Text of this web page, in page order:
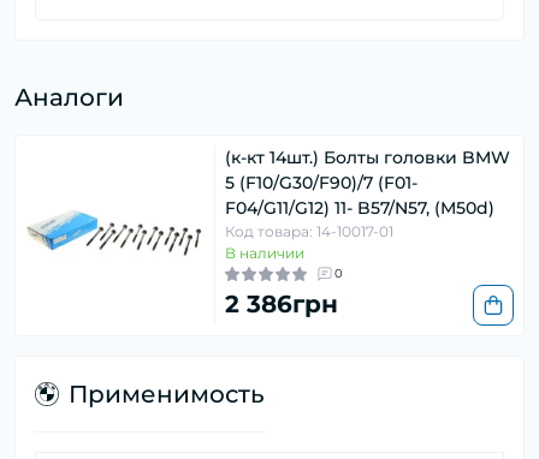
Аналоги
(к-кт 14шт.) Болты головки BMW
5 (F10/G30/F90)/7 (F01-
F04/G11/G12) 11- B57/N57, (M50d)
Код товара: 14-10017-01
В наличии
0
2 386грн
Применимость